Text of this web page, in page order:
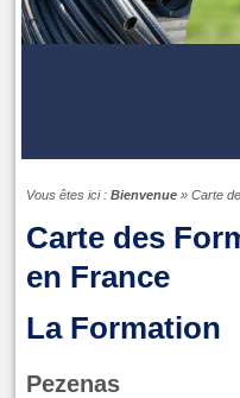
Vous êtes ici :Bienvenue »Carte
Carte des
en France
La Formation
Pezenas